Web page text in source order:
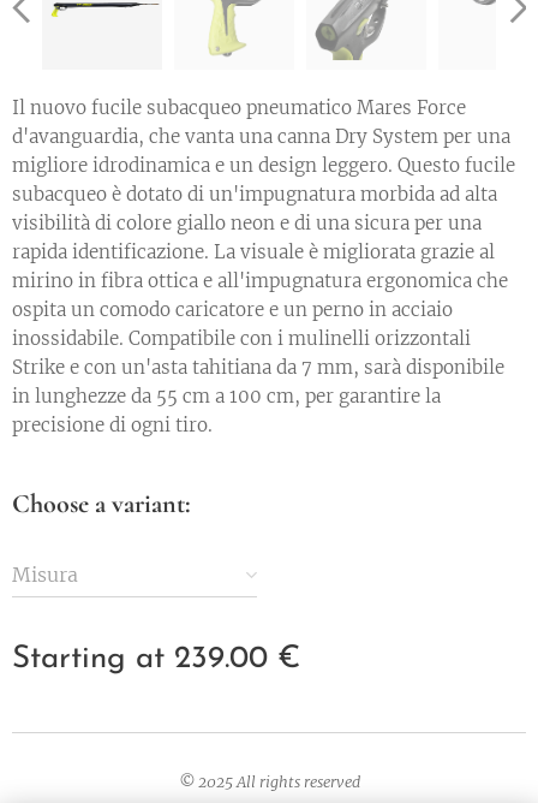
Il nuovo fucile subacqueo pneumatico Mares Force
d'avanguardia, che vanta una canna Dry System per una
migliore idrodinamica e un design leggero. Questo fucile
subacqueo è dotato di un'impugnatura morbida ad alta
visibilità di colore giallo neon e di una sicura per una
rapida identificazione. La visuale è migliorata grazie al
mirino in fibra ottica e all'impugnatura ergonomica che
ospita un comodo caricatore e un perno in acciaio
inossidabile. Compatibile con i mulinelli orizzontali
Strike e con un'asta tahitiana da 7 mm, sarà disponibile
in lunghezze da 55 cm a 100 cm, per garantire la
precisione di ogni tiro.
Choose a variant:
Misura
Starting at 239.00 €
© 2025 All rights reserved